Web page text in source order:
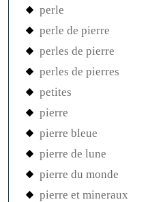
perle
perle de pierre
perles de pierre
perles de pierres
petites
pierre
pierre bleue
pierre de lune
pierre du monde
pierre et mineraux